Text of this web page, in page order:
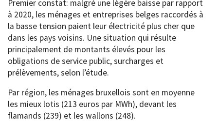
Premier constat: malgré une légère baisse par rapport
à 2020, les ménages et entreprises belges raccordés à
la basse tension paient leur électricité plus cher que
dans les pays voisins. Une situation qui résulte
principalement de montants élevés pour les
obligations de service public, surcharges et
prélèvements, selon l’étude.
Par région, les ménages bruxellois sont en moyenne
les mieux lotis (213 euros par MWh), devant les
flamands (239) et les wallons (248).